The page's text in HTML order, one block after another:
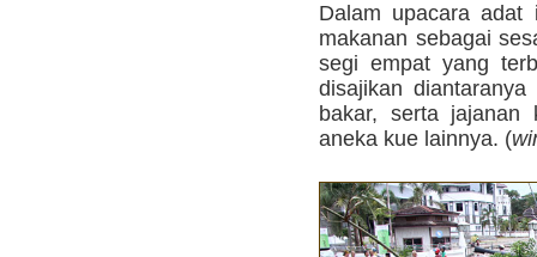
Dalam upacara adat
makanan sebagai
segi empat yang
disajikan
bakar, serta jajanan
aneka kue lainnya. (